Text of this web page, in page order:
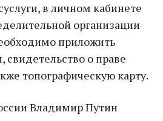
в личном кабинете
организации
приложить
о праве
топографическую карту.
Владимир Путин